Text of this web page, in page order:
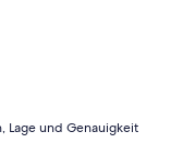
Lage und Genauigkeit